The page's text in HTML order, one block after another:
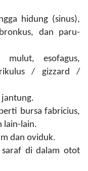
hidung (sinus),
dan paru-
mulut, esofagus,
/ gizzard /
jantung.
bursa fabricius,
lain-lain.
dan oviduk.
di dalam otot